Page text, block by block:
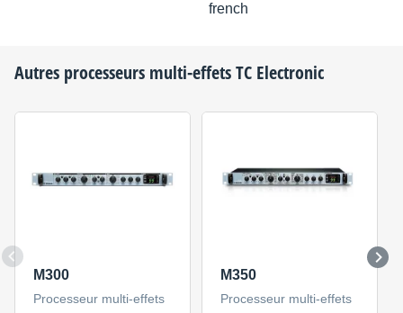
french
Autres processeurs multi-effetsTC Electronic
M300
Processeur multi-effets
M350
Processeur multi-effets